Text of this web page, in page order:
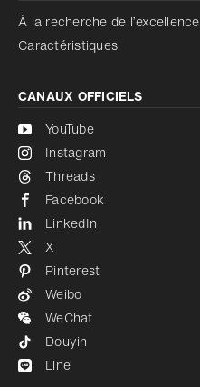
À la recherche de l’excellence
Caractéristiques
CANAUX OFFICIELS
YouTube
Instagram
Threads
Facebook
LinkedIn
X
Pinterest
Weibo
WeChat
Douyin
Line